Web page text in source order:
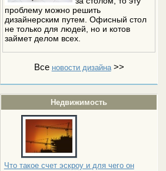
проблему можно решить
дизайнерским путем. Офисный стол
не только для людей, но и котов
займет делом всех.
Все новости дизайна>>
Недвижимость
Что такое счет эскроу и для чего он